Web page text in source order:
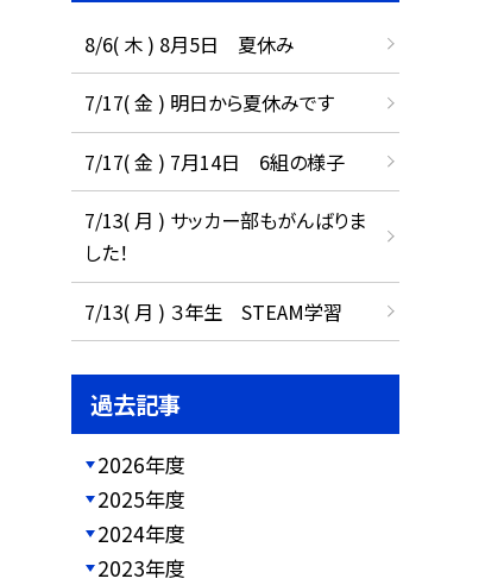
8/6( 木 ) 8月5日 夏休み
7/17( 金 ) 明日から夏休みです
7/17( 金 ) 7月14日 6組の様子
7/13( 月 ) サッカー部もがんばりま
した！
7/13( 月 ) ３年生 STEAM学習
過去記事
2026年度
2025年度
2024年度
2023年度